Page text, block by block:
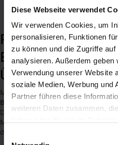
Diese Webseite verwendet
Wir verwenden Cookies, um
personalisieren, Funktionen
zu können und die Zugriffe
analysieren. Außerdem
Verwendung unserer Website
soziale Medien, Werbung und
Partner führen diese
weiteren Daten zusammen,
Bankwesen – Use
Überblick
Mit den Process Mining Lösungen
Banken
Die detaillierte Analyse und
Microsoft Power BI und Qlik Sense
die